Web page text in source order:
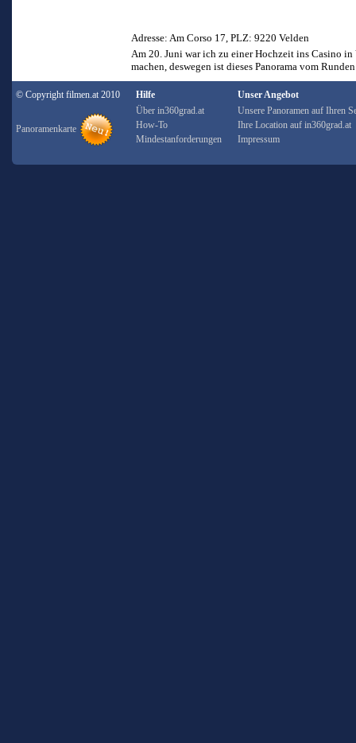
Adresse: Am Corso 17, PLZ: 9220 Velden
Am 20. Juni war ich zu einer Hochzeit ins Casino
machen, deswegen ist dieses Panorama vom
© Copyright filmen.at 2010
Panoramenkarte
Hilfe
Über in360grad.at
How-To
Mindestanforderungen
Unser Angebot
Unsere Panoramen auf Ihren
Ihre Location auf in360grad.at
Impressum